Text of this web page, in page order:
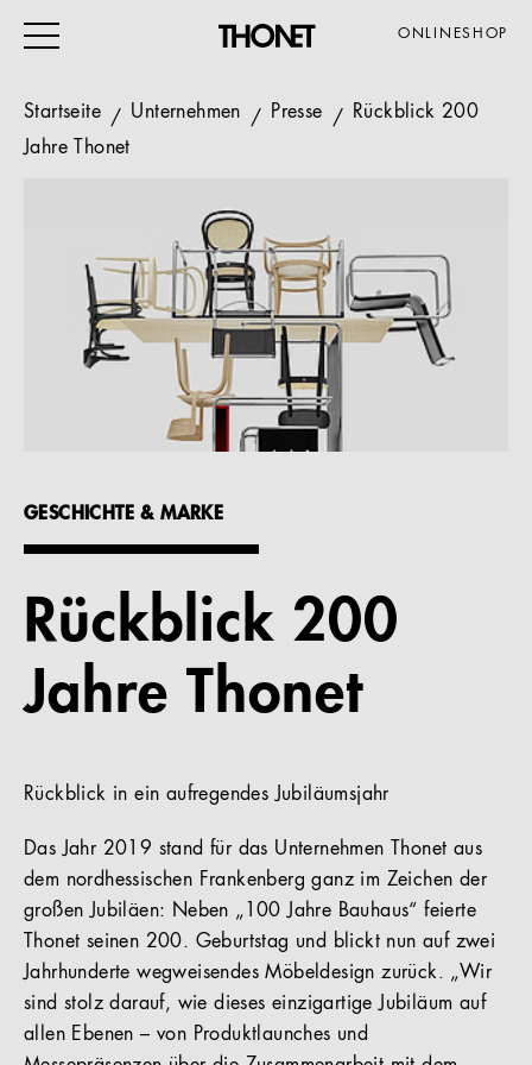
ONLINESHOP
WOHNEN
VERANSTALTUNG
GASTRO & HOTEL
ALLE PRODUKTE
Service
Unternehmen
Startseite Unternehmen Presse
Rückblick 200
Jahre Thonet
GESCHICHTE & MARKE
Rückblick 200
Jahre Thonet
Rückblick in ein aufregendes Jubiläumsjahr
Das Jahr 2019 stand für das Unternehmen Thonet aus
dem nordhessischen Frankenberg ganz im Zeichen der
großen Jubiläen: Neben „100 Jahre Bauhaus“ feierte
Thonet seinen 200. Geburtstag und blickt nun auf zwei
Jahrhunderte wegweisendes Möbeldesign zurück. „Wir
sind stolz darauf, wie dieses einzigartige Jubiläum auf
allen Ebenen – von Produktlaunches und